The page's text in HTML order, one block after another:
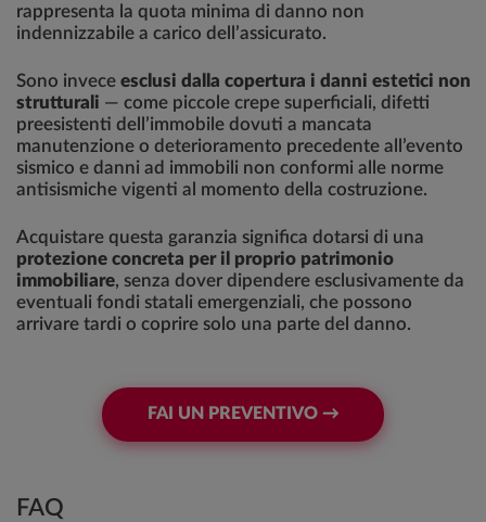
rappresenta la quota minima di danno non
indennizzabile a carico dell’assicurato.
Sono invece esclusi dalla copertura i danni estetici non
strutturali — come piccole crepe superficiali, difetti
preesistenti dell’immobile dovuti a mancata
manutenzione o deterioramento precedente all’evento
sismico e danni ad immobili non conformi alle norme
antisismiche vigenti al momento della costruzione.
Acquistare questa garanzia significa dotarsi di una
protezione concreta per il proprio patrimonio
immobiliare, senza dover dipendere esclusivamente da
eventuali fondi statali emergenziali, che possono
arrivare tardi o coprire solo una parte del danno.
FAI UN PREVENTIVO →
FAQ